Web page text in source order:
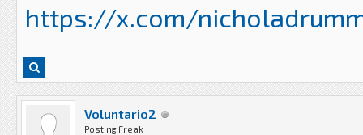
https://x.com/
Voluntario2
Posting Freak